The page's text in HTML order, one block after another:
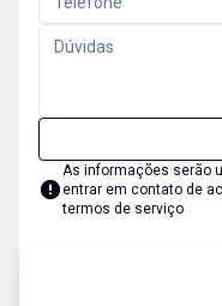
As informações serão
entrar em contato de
termos de serviço